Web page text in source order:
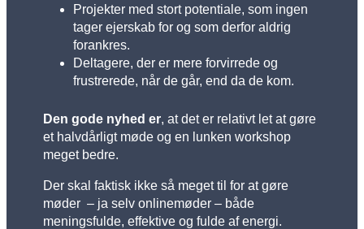
Projekter med stort potentiale, som ingen
tager ejerskab for og som derfor aldrig
forankres.
Deltagere, der er mere forvirrede og
frustrerede, når de går, end da de kom.
Den gode nyhed er, at det er relativt let at gøre
et halvdårligt møde og en lunken workshop
meget bedre.
Der skal faktisk ikke så meget til for at gøre
møder – ja selv onlinemøder – både
meningsfulde, effektive og fulde af energi.